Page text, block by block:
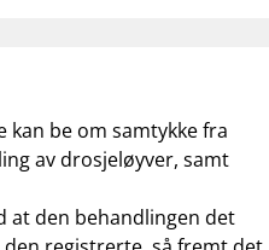
kan be om samtykke fra
av drosjeløyver, samt
at den behandlingen det